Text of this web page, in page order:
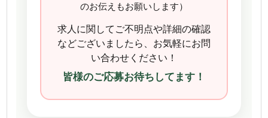
のお伝えもお願いします）
求人に関してご不明点や詳細の確認
などございましたら、お気軽にお問
い合わせください！
皆様のご応募お待ちしてます！